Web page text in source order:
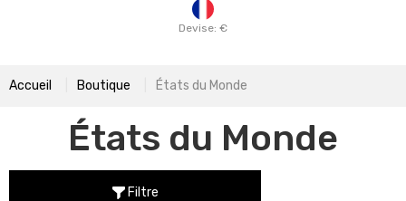
Devise: €
Accueil Boutique États du Monde
États du Monde
Filtre